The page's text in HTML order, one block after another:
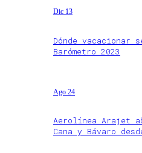
Dic 13
Dónde vacacionar
Barómetro 2023
Ago 24
Aerolínea Arajet
Cana y Bávaro